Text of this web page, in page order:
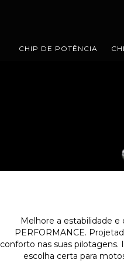
CHIP DE POTÊNCIA
Melhore a estabilidade
PERFORMANCE.
conforto nas suas pilotagens.
escolha certa para